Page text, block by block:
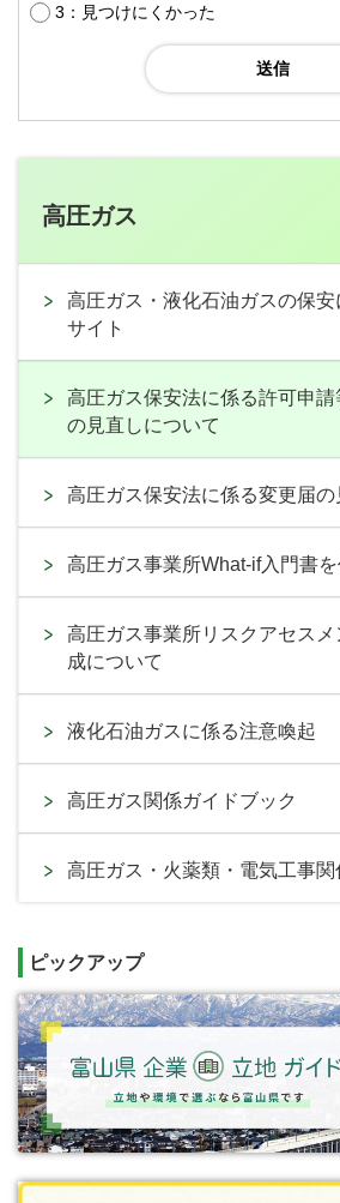
3：見つけにくかった
高圧ガス
高圧ガス・液化石油ガスの保
サイト
高圧ガス保安法に係る許可申
の見直しについて
高圧ガス保安法に係る変更届の
高圧ガス事業所What-if入門書
高圧ガス事業所リスクアセス
成について
液化石油ガスに係る注意喚起
高圧ガス関係ガイドブック
高圧ガス・火薬類・電気工事関
ピックアップ